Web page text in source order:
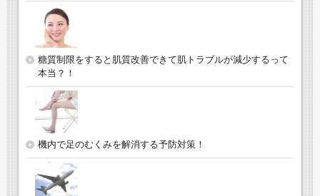
糖質制限をすると肌質改善できて肌トラブルが減少するって
本当？！
機内で足のむくみを解消する予防対策！